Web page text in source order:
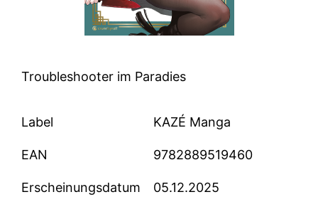
Troubleshooter im Paradies
Label KAZÉ Manga
EAN 9782889519460
Erscheinungsdatum 05.12.2025